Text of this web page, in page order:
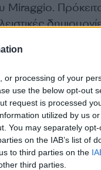
or processing of your
use the below opt-out
request is processed
utilized by us
You may separately
on the IAB’s list of
to third parties on the
third parties.
ονόματα
κ.ά.